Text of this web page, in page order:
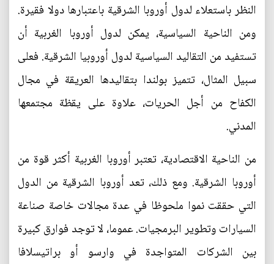
النظر باستعلاء لدول أوروبا الشرقية باعتبارها دولا فقيرة.
ومن الناحية السياسية، يمكن لدول أوروبا الغربية أن
تستفيد من التقاليد السياسية لدول أوروبيا الشرقية. فعلى
سبيل المثال، تتميز بولندا بتقاليدها العريقة في مجال
الكفاح من أجل الحريات، علاوة على يقظة مجتمعها
المدني.
من الناحية الاقتصادية، تعتبر أوروبا الغربية أكثر قوة من
أوروبا الشرقية. ومع ذلك، تعد أوروبا الشرقية من الدول
التي حققت نموا ملحوظا في عدة مجالات خاصة صناعة
السيارات وتطوير البرمجيات. عموما، لا توجد فوارق كبيرة
بين الشركات المتواجدة في وارسو أو براتيسلافا